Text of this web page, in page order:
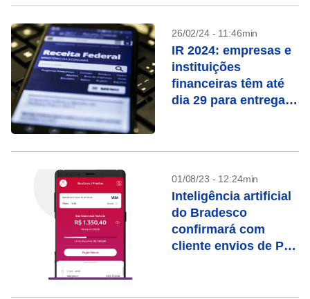
26/02/24 - 11:46min
IR 2024: empresas e
instituições
financeiras têm até
dia 29 para entregar
01/08/23 - 12:24min
Inteligência artificial
do Bradesco
confirmará com
cliente envios de Pix